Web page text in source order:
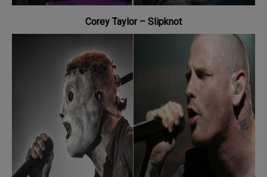
Corey Taylor – Slipknot